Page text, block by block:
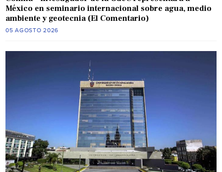
México en seminario internacional sobre agua, medio
ambiente y geotecnia (El Comentario)
05 AGOSTO 2026